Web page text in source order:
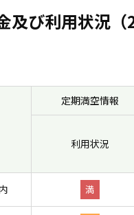
及び利用状況（
定期満空情報
利用状況
満